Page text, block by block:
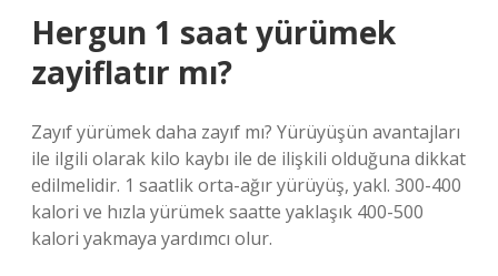
Hergun 1 saat yürümek
zayiflatır mı?
Zayıf yürümek daha zayıf mı? Yürüyüşün avantajları
ile ilgili olarak kilo kaybı ile de ilişkili olduğuna dikkat
edilmelidir. 1 saatlik orta-ağır yürüyüş, yakl. 300-400
kalori ve hızla yürümek saatte yaklaşık 400-500
kalori yakmaya yardımcı olur.